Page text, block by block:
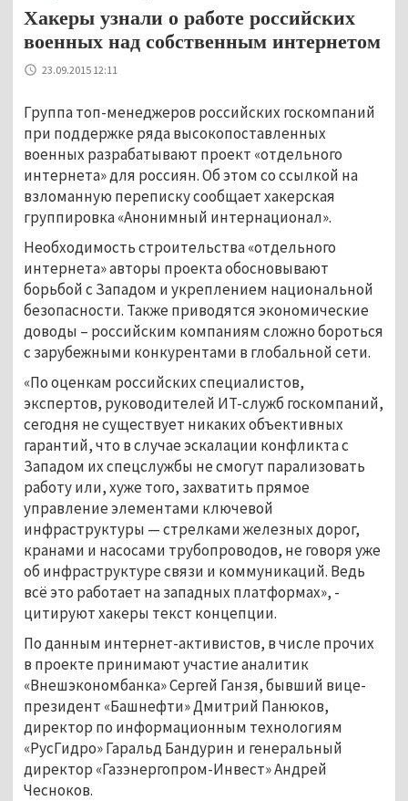
Хакеры узнали о работе российских
военных над собственным интернетом
23.09.2015 12:11
Группа топ-менеджеров российских госкомпаний
при поддержке ряда высокопоставленных
военных разрабатывают проект «отдельного
интернета» для россиян. Об этом со ссылкой на
взломанную переписку сообщает хакерская
группировка «Анонимный интернационал».
Необходимость строительства «отдельного
интернета» авторы проекта обосновывают
борьбой с Западом и укреплением национальной
безопасности. Также приводятся экономические
доводы – российским компаниям сложно бороться
с зарубежными конкурентами в глобальной сети.
«По оценкам российских специалистов,
экспертов, руководителей ИТ-служб госкомпаний,
сегодня не существует никаких объективных
гарантий, что в случае эскалации конфликта с
Западом их спецслужбы не смогут парализовать
работу или, хуже того, захватить прямое
управление элементами ключевой
инфраструктуры — стрелками железных дорог,
кранами и насосами трубопроводов, не говоря уже
об инфраструктуре связи и коммуникаций. Ведь
всё это работает на западных платформах», -
цитируют хакеры текст концепции.
По данным интернет-активистов, в числе прочих
в проекте принимают участие аналитик
«Внешэкономбанка» Сергей Ганзя, бывший вице-
президент «Башнефти» Дмитрий Панюков,
директор по информационным технологиям
«РусГидро» Гаральд Бандурин и генеральный
директор «Газэнергопром-Инвест» Андрей
Чесноков.